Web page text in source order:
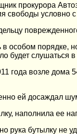
прокурора
свободы условно
особом порядке,
будет слушаться
года возле
ей досаждал
наполнила ее
рука бутылку не